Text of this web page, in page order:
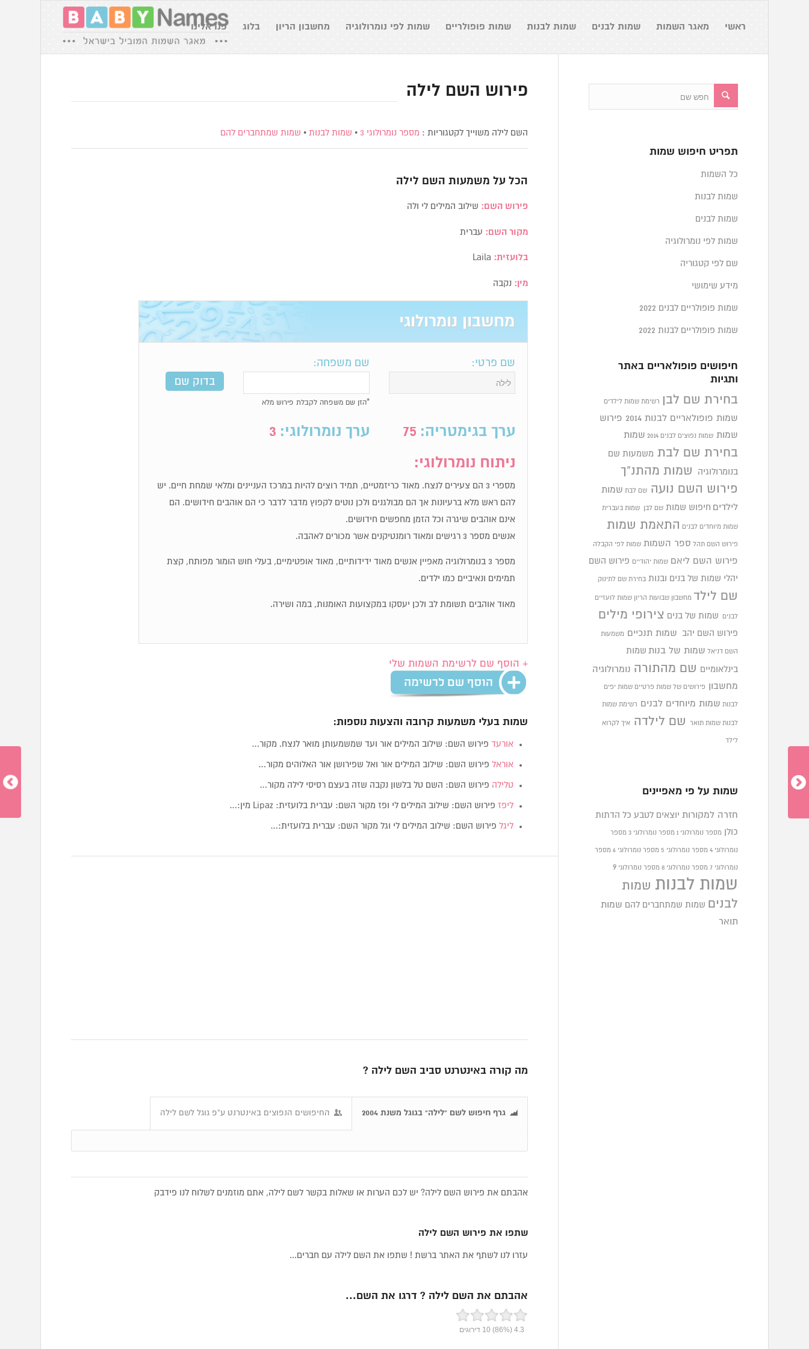
ראשי מאגר השמות שמות לבנים שמות לבנות שמות פופולריים שמות לפי נומרולוגיה מחשבון הריון בלוג פנו אלינו
פירוש השם לילה
השם לילה משוייך לקטגוריות : מספר נומרולוגי 3 • שמות לבנות • שמות שמתחברים להם
הכל על משמעות השם לילה
פירוש השם: שילוב המילים לי ולה
מקור השם: עברית
בלועזית:
מין: נקבה
מחשבון נומרולוגי
שם פרטי: שם משפחה:
*הזן שם משפחה לקבלת פירוש מלא
ערך בגימטריה: 75 ערך נומרולוגי: 3
ניתוח נומרולוגי:
מספרי 3 הם צעירים לנצח. מאוד כריזמטיים, תמיד רוצים להיות במרכז העניינים ומלאי שמחת חיים. יש
להם ראש מלא ברעיונות אך הם מבולגנים ולכן נוטים לקפוץ מדבר לדבר כי הם אוהבים חידושים. הם
אינם אוהבים שיגרה וכל הזמן מחפשים חידושים.
אנשים מספר 3 רגישים ומאוד רומנטיקנים אשר מכורים לאהבה.
מספר 3 בנומרולוגיה מאפיין אנשים מאוד ידידותיים, מאוד אופטימיים, בעלי חוש הומור מפותח, קצת
תמימים ונאיביים כמו ילדים.
מאוד אוהבים תשומת לב ולכן יעסקו במקצועות האומנות, במה ושירה.
+ הוסף שם לרשימת השמות שלי
שמות בעלי משמעות קרובה והצעות נוספות:
אורעד פירוש השם: שילוב המילים אור ועד שמשמעותן מואר לנצח. מקור…
אוראל פירוש השם: שילוב המילים אור ואל שפירושן אור האלוהים מקור…
טלילה פירוש השם: השם טל בלשון נקבה שזה בעצם רסיסי לילה מקור…
ליפז פירוש השם: שילוב המילים לי ופז מקור השם: עברית בלועזית: Lipaz מין:…
ליגל פירוש השם: שילוב המילים לי וגל מקור השם: עברית בלועזית:…
מה קורה באינטרנט סביב השם לילה ?
גרף חיפוש לשם "לילה" בגוגל משנת 2004 החיפושים הנפוצים באינטרנט ע"פ גוגל לשם לילה
אהבתם את פירוש השם לילה? יש לכם הערות או שאלות בקשר לשם לילה, אתם מוזמנים לשלוח לנו פידבק
שתפו את פירוש השם לילה
עזרו לנו לשתף את האתר ברשת ! שתפו את השם לילה עם חברים...
אהבתם את השם לילה ? דרגו את השם...
4.3
(86%)
10 דירוגים
תפריט חיפוש שמות
כל השמות
שמות לבנות
שמות לבנים
שמות לפי נומרולוגיה
שם לפי קטגוריה
מידע שימושי
שמות פופולריים לבנים 2022
שמות פופולריים לבנות 2022
חיפושים פופולאריים באתר
ותגיות
בחירת שם לבן רשימת שמות לילדים
שמות פופולאריים לבנות 2014 פירוש
שמות שמות נפוצים לבנים 2014 שמות
בחירת שם לבת משמעות שם
בנומרולוגיה
שמות מהתנ"ך
פירוש השם נועה
שם לבת שמות
לילדים חיפוש שמות שם לבן שמות בעברית
שמות מיוחדים לבנים התאמת שמות
פירוש השם תהל ספר השמות שמות לפי הקבלה
פירוש השם ליאם שמות יהודיים פירוש השם
יהלי שמות של בנים ובנות בחירת שם לתינוק
שם לילד מחשבון שבועות הריון שמות לועזיים
לבנים שמות של בנים צירופי מילים
פירוש השם יהב שמות תנכיים משמעות
השם דניאל שמות של בנות שמות
בינלאומיים שם מהתורה נומרולוגיה
מחשבון פירושים של שמות פרטיים שמות יפים
לבנות שמות מיוחדים לבנים רשימת שמות
לבנות שמות תואר שם לילדה איך לקרוא
לילד
שמות על פי מאפיינים
חזרה למקורות יוצאים לטבע כל הדתות
כולן מספר נומרולוגי 1 מספר נומרולוגי 3 מספר
נומרולוגי 4 מספר נומרולוגי 5 מספר נומרולוגי 6 מספר
נומרולוגי 7 מספר נומרולוגי 8 מספר נומרולוגי9
שמות לבנות שמות
לבנים
שמות שמתחברים להם שמות
תואר